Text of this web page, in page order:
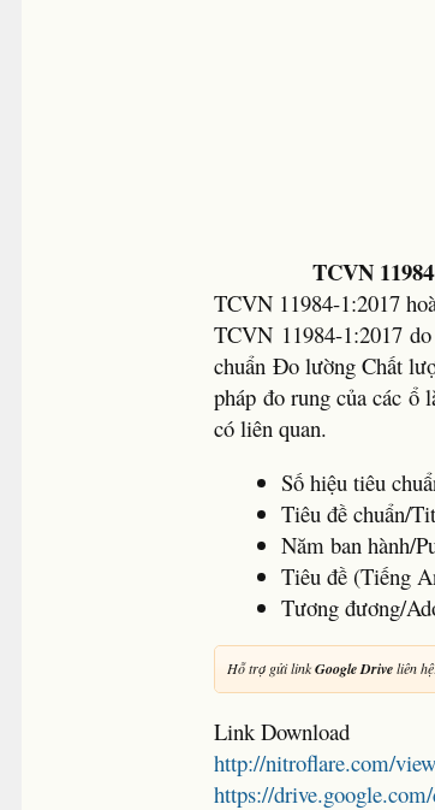
TCVN
TCVN 11984-1:2017
TCVN 11984-1:2017
chuẩn Đo lường Chất
pháp đo rung của các ổ
có liên quan.
Số hiệu tiêu
Tiêu đề chuẩn/
Năm ban hành/
Tiêu đề (Tiếng
Tương đương/
Hỗ trợ gửi linkGoogle Driveliên
Link Download
http://nitroflare.com/
https://